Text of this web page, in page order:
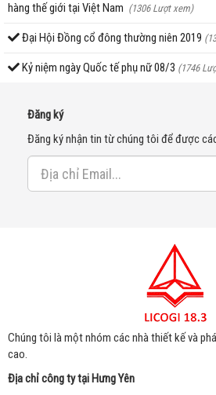
hàng thế giới tại Việt Nam (1306 Lượt xem)
Đại Hội Đồng cổ đông thường niên 2019
Kỷ niệm ngày Quốc tế phụ nữ 08/3 (1746
Đăng ký
Đăng ký nhận tin từ chúng tôi để được
Chúng tôi là một nhóm các nhà thiết kế và
cao.
Địa chỉ công ty tại Hưng Yên